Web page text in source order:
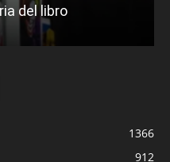
del libro
1366
912